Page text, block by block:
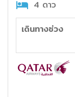
4 ดาว
เดินทางช่วง